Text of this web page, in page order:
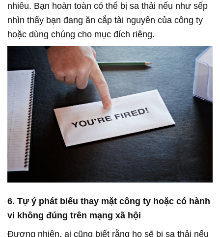
nhiêu. Bạn hoàn toàn có thể bị sa thải nếu như sếp
nhìn thấy bạn đang ăn cắp tài nguyên của công ty
hoặc dùng chúng cho mục đích riêng.
6. Tự ý phát biểu thay mặt công ty hoặc có hành
vi không đúng trên mạng xã hội
Đương nhiên, ai cũng biết rằng họ sẽ bị sa thải nếu